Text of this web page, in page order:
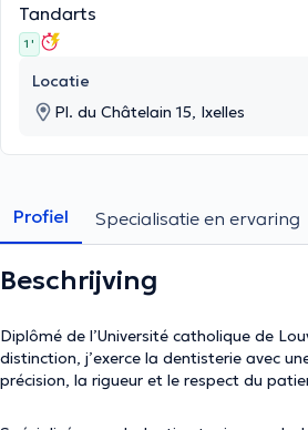
Tandarts
1 '
Locatie
Pl. du Châtelain 15, Ixelles
Profiel Specialisatie en ervaring
Beschrijving
Diplômé de l’Université catholique de
distinction, j’exerce la dentisterie avec
précision, la rigueur et le respect du